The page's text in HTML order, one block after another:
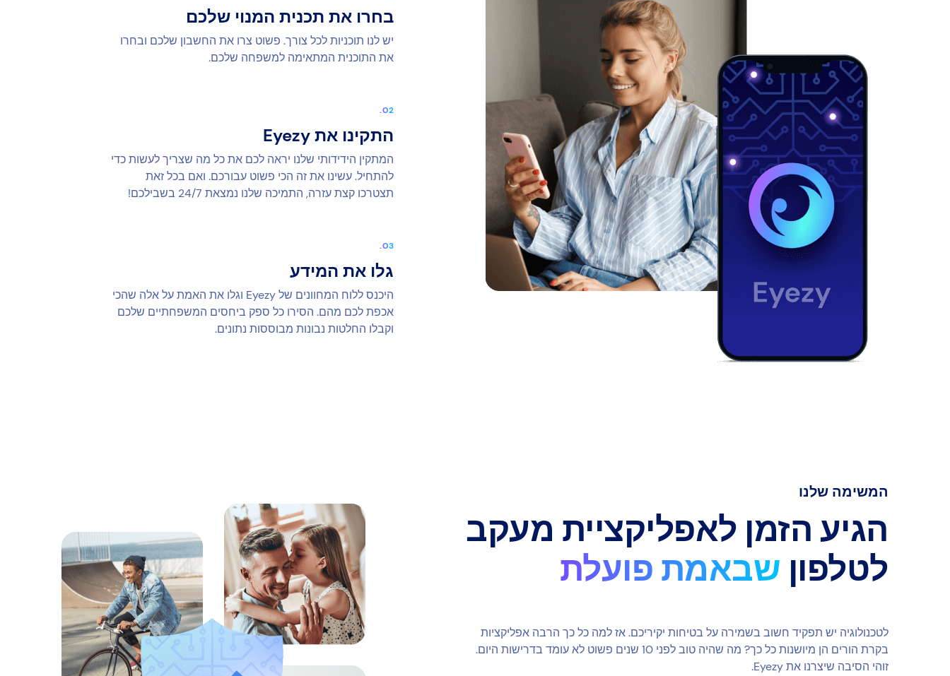
בחרו את תכנית המנוי שלכם
יש לנו תוכניות לכל צורך. פשוט צרו את החשבון שלכם ובחרו
את התוכנית המתאימה למשפחה שלכם.
התקינו את Eyezy
המתקין הידידותי שלנו יראה לכם את כל מה שצריך לעשות כדי
להתחיל. עשינו את זה הכי פשוט עבורכם. ואם בכל זאת
תצטרכו קצת עזרה, התמיכה שלנו נמצאת 24/7 בשבילכם!
גלו את המידע
היכנס ללוח המחוונים של Eyezy וגלו את האמת על אלה שהכי
אכפת לכם מהם. הסירו כל ספק ביחסים המשפחתיים שלכם
וקבלו החלטות נבונות מבוססות נתונים.
המשימה שלנו
הגיע הזמן לאפליקציית מעקב
לטלפון שבאמת פועלת
לטכנולוגיה יש תפקיד חשוב בשמירה על בטיחות יקיריכם. אז למה כל כך הרבה אפליקציות
בקרת הורים הן מיושנות כל כך? מה שהיה טוב לפני 10 שנים פשוט לא עומד בדרישות היום.
זוהי הסיבה שיצרנו את Eyezy.